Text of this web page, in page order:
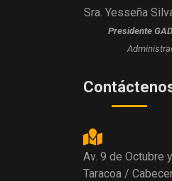
Sra. Yesseña
Presidente
Av. 9 de Octubre
Taracoa /